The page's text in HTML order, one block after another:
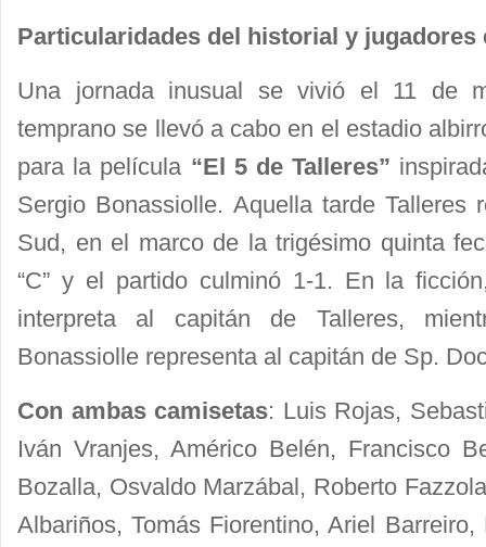
Particularidades del historial y jugadores
Una jornada inusual se vivió el 11 de
temprano se llevó a cabo en el estadio
para la película “El 5 de Talleres”
Sergio Bonassiolle. Aquella tarde
Sud, en el marco de la trigésimo quinta
“C” y el partido culminó 1-1. En la
interpreta al capitán de Talleres,
Bonassiolle representa al capitán de Sp.
Con ambas camisetas: Luis Rojas,
Iván Vranjes, Américo Belén, Francisco
Bozalla, Osvaldo Marzábal, Roberto
Albariños, Tomás Fiorentino, Ariel